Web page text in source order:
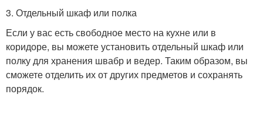
3. Отдельный шкаф или полка
Если у вас есть свободное место на кухне или в
коридоре, вы можете установить отдельный шкаф или
полку для хранения швабр и ведер. Таким образом, вы
сможете отделить их от других предметов и сохранять
порядок.